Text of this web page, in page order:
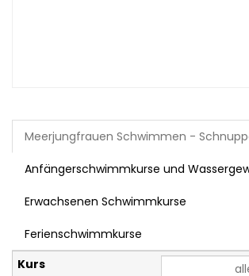
Meerjungfrauen Schwimmen -
Anfängerschwimmkurse und
Erwachsenen Schwimmkurse
Ferienschwimmkurse